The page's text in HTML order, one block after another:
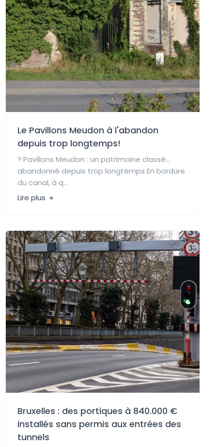
Le Pavillons Meudon à l'abandon
depuis trop longtemps!
?️ Pavillons Meudon : un patrimoine classé…
abandonné depuis trop longtemps En bordure
du canal, à q...
Lire plus
Bruxelles : des portiques à 840.000 €
installés sans permis aux entrées des
tunnels